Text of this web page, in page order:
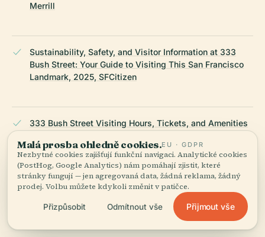
Merrill
Sustainability, Safety, and Visitor Information at 333
Bush Street: Your Guide to Visiting This San Francisco
Landmark, 2025, SFCitizen
333 Bush Street Visiting Hours, Tickets, and Amenities
San Francisco Travel Official
Nearby Attractions and Cultural Community Impact at
333 Bush Street: Visiting Hours, Tickets, and Essential
Visitor Information, 2025, SF Tourism Tips
Malá prosba ohledně cookies.EU · GDPR
Nezbytné cookies zajišťují funkční navigaci. Analytické cookies
(PostHog, Google Analytics) nám pomáhají zjistit, které
stránky fungují — jen agregovaná data, žádná reklama, žádný
prodej. Volbu můžete kdykoli změnit v patičce.
Přizpůsobit Odmítnout vše Přijmout vše